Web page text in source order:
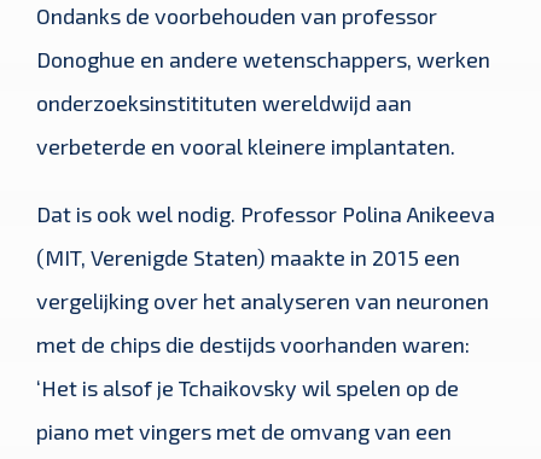
Ondanks de voorbehouden van professor
Donoghue en andere wetenschappers, werken
onderzoeksinstitituten wereldwijd aan
verbeterde en vooral kleinere implantaten.
Dat is ook wel nodig. Professor Polina Anikeeva
(MIT, Verenigde Staten) maakte in 2015 een
vergelijking over het analyseren van neuronen
met de chips die destijds voorhanden waren:
‘Het is alsof je Tchaikovsky wil spelen op de
piano met vingers met de omvang van een